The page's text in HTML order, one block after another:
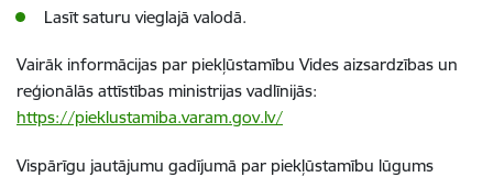
Lasīt saturu vieglajā valodā.
Vairāk informācijas par piekļūstamību Vides aizsardzības un
reģionālās attīstības ministrijas vadlīnijās:
https://pieklustamiba.varam.gov.lv/
Vispārīgu jautājumu gadījumā par piekļūstamību lūgums